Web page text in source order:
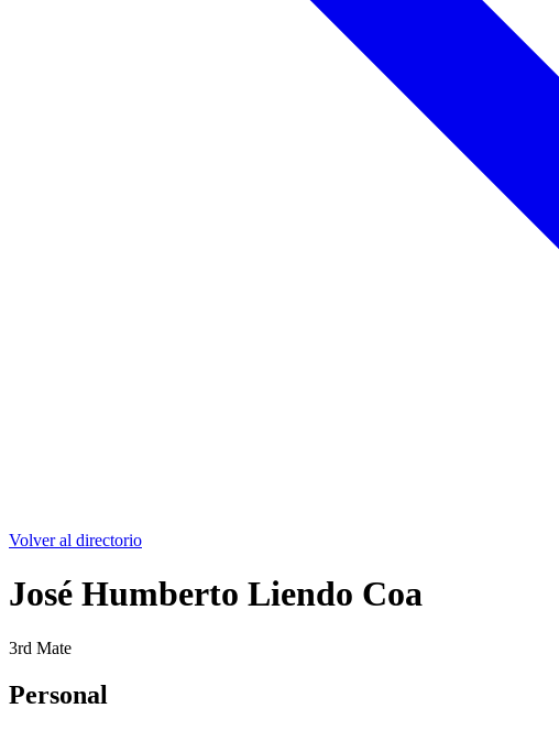
Volver al directorio
José Humberto Liendo Coa
3rd Mate
Personal